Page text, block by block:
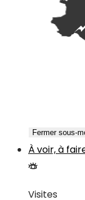
Fermer sous-
À voir, à
Visites